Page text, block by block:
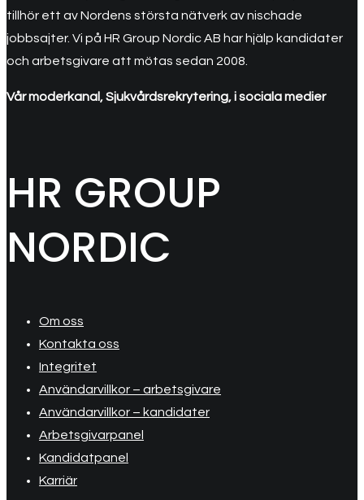
tillhör ett av Nordens största nätverk av nischade
jobbsajter. Vi på HR Group Nordic AB har hjälp kandidater
och arbetsgivare att mötas sedan 2008.
Vår moderkanal, Sjukvårdsrekrytering, i sociala medier
HR GROUP
NORDIC
Om oss
Kontakta oss
Integritet
Användarvillkor – arbetsgivare
Användarvillkor – kandidater
Arbetsgivarpanel
Kandidatpanel
Karriär